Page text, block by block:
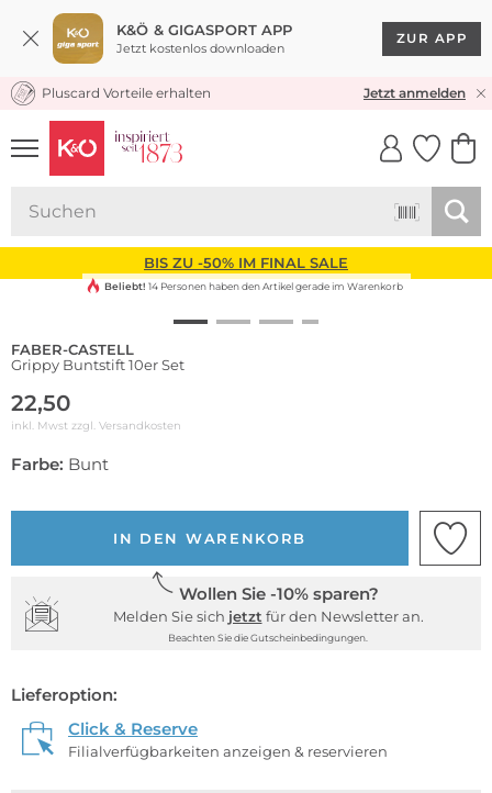
K&Ö & GIGASPORT APP
Jetzt kostenlos downloaden
ZUR APP
KOSTENLOSER VERSAND* & RÜCKVERSAND
Pluscard Vorteile erhalten Jetzt anmelden
UNSERE APP
CLICK &
BIS ZU -50% IM FINAL SALE
Beliebt! 14 Personen haben den Artikel gerade im Warenkorb
FABER-CASTELL
Grippy Buntstift 10er Set
22,50
inkl. Mwst zzgl. Versandkosten
Farbe: Bunt
IN DEN WARENKORB
Wollen Sie -10% sparen?
Melden Sie sich jetzt für den Newsletter an.
Beachten Sie die Gutscheinbedingungen.
Lieferoption:
Click & Reserve
Filialverfügbarkeiten anzeigen & reservieren